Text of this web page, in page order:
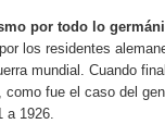
por todo lo
los residentes
mundial. Cuando
como fue el caso del
a 1926.